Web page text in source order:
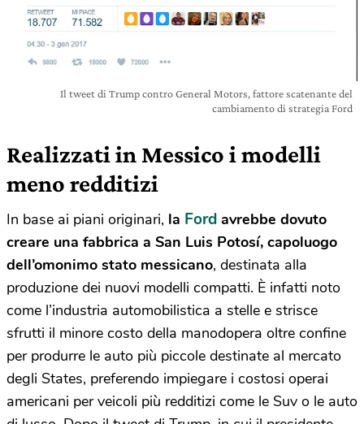
Il tweet di Trump contro General Motors, fattore scatenante del
cambiamento di strategia Ford
Realizzati in Messico i modelli
meno redditizi
In base ai piani originari, la Ford avrebbe dovuto
creare una fabbrica a San Luis Potosí, capoluogo
dell’omonimo stato messicano, destinata alla
produzione dei nuovi modelli compatti. È infatti noto
come l’industria automobilistica a stelle e strisce
sfrutti il minore costo della manodopera oltre confine
per produrre le auto più piccole destinate al mercato
degli States, preferendo impiegare i costosi operai
americani per veicoli più redditizi come le Suv o le auto